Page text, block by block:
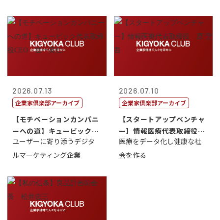
2026.07.13
企業家倶楽部アーカイブ
【モチベーションカンパニ
ーへの道】キュービック代
表取締役CE...
ユーザーに寄り添うデジタ
ルマーケティング企業
2026.07.10
企業家倶楽部アーカイブ
【スタートアップベンチャ
ー】情報医療代表取締役
原 聖吾
医療をデータ化し健康な社
会を作る